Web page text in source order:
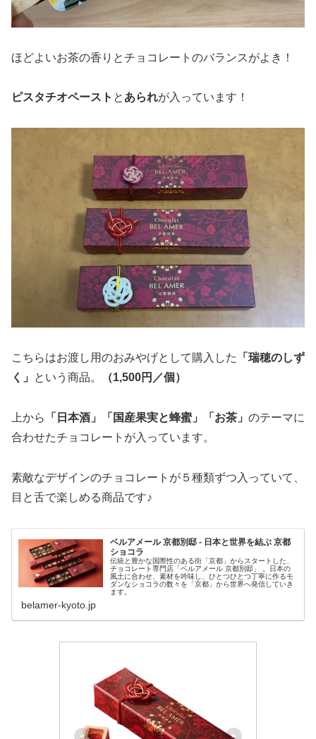
ほどよいお茶の香りとチョコレートのバランスがよき！
ピスタチオペースト と あられが入っています！
こちらはお渡し用のおみやげとして購入した
「瑞穂のしず
く」
という商品。 （1,500円／個）
上から 「日本酒」「国産果実と蜂蜜」「お茶」 のテーマに
合わせたチョコレートが入っています。
素敵なデザインのチョコレートが５種類ずつ入っていて、
目と舌で楽しめる商品です♪
ベルアメール 京都別邸 - 日本と世界を結ぶ 京都
ショコラ
伝統と豊かな国際性のある街「京都」からスタートした、
チョコレート専門店「ベルアメール 京都別邸」 。日本の
風土に合わせ、素材を吟味し、ひとつひとつ丁寧に作るモ
ダンなショコラの数々を「京都」から世界へ発信していき
ます。
belamer-kyoto.jp